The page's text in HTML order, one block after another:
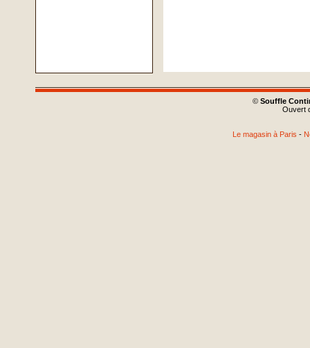
© Souffle
Ouvert
Le magasin à Paris -